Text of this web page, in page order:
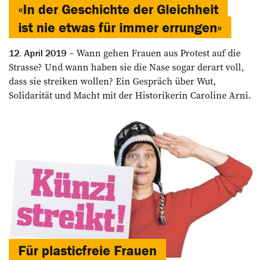
«In der Geschichte der Gleichheit
ist nie etwas für immer errungen»
12. April 2019
Wann gehen Frauen aus Protest auf die
Strasse? Und wann haben sie die Nase sogar derart voll,
dass sie streiken wollen? Ein Gespräch über Wut,
Solidarität und Macht mit der Historikerin Caroline Arni.
Für plasticfreie Frauen